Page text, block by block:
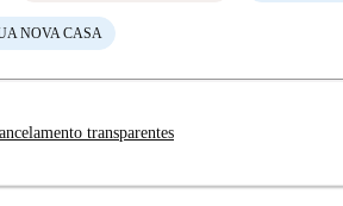
NOVA CASA
transparentes